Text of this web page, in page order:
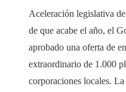
Aceleración legislativa
de que acabe el año, el
aprobado una oferta de
extraordinario de 1.000
corporaciones locales. La